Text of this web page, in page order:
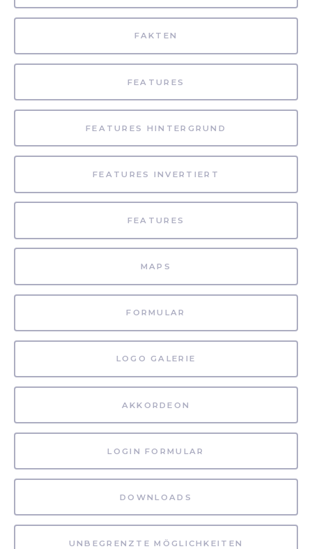
FAKTEN
FEATURES
FEATURES HINTERGRUND
FEATURES INVERTIERT
FEATURES
MAPS
FORMULAR
LOGO GALERIE
AKKORDEON
LOGIN FORMULAR
DOWNLOADS
UNBEGRENZTE MÖGLICHKEITEN